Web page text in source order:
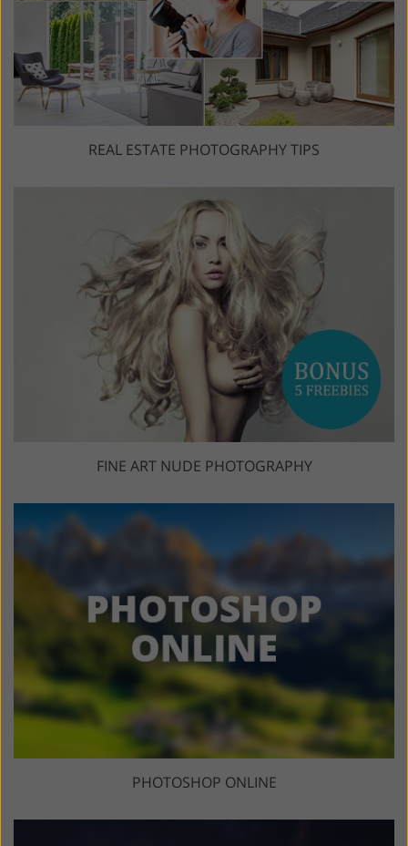
REAL ESTATE PHOTOGRAPHY TIPS
FINE ART NUDE PHOTOGRAPHY
PHOTOSHOP ONLINE